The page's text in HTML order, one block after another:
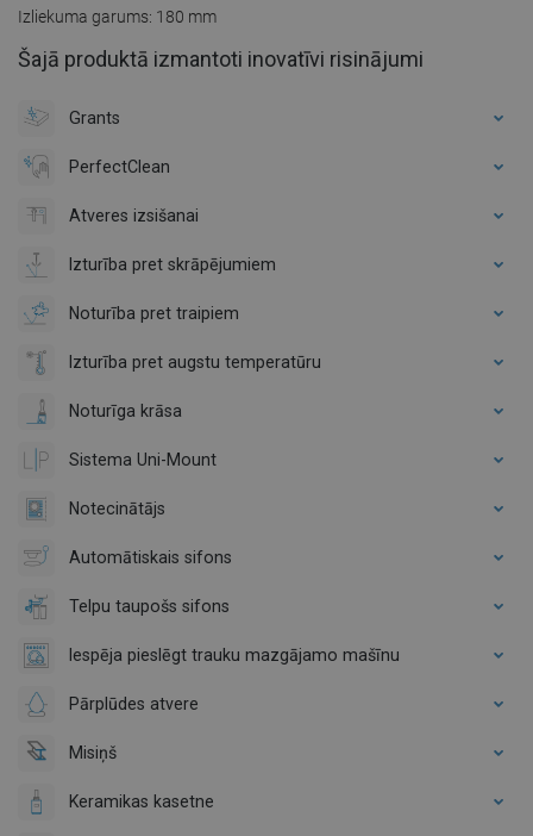
Izliekuma garums: 180 mm
Šajā produktā izmantoti inovatīvi risinājumi
Grants
PerfectClean
Atveres izsišanai
Izturība pret skrāpējumiem
Noturība pret traipiem
Izturība pret augstu temperatūru
Noturīga krāsa
Sistema Uni-Mount
Notecinātājs
Automātiskais sifons
Telpu taupošs sifons
Iespēja pieslēgt trauku mazgājamo mašīnu
Pārplūdes atvere
Misiņš
Keramikas kasetne